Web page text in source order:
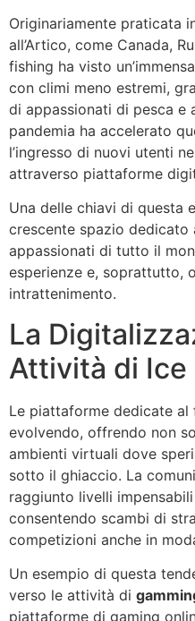
Originariamente praticata
all’Artico, come Canada,
fishing ha visto
con climi meno estremi,
di appassionati di pesca e
pandemia ha accelerato
l’ingresso di nuovi utenti
attraverso piattaforme
Una delle chiavi di questa
crescente spazio
appassionati di tutto il
esperienze e, soprattutto,
intrattenimento.
La
Attività di Ice
Le piattaforme dedicate
evolvendo, offrendo non
ambienti virtuali dove
sotto il ghiaccio. La
raggiunto livelli
consentendo scambi di
competizioni anche in
Un esempio di questa
verso le attività di
piattaforme di gaming